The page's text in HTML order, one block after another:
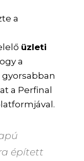
a
üzleti
a
a Perfinal
épített